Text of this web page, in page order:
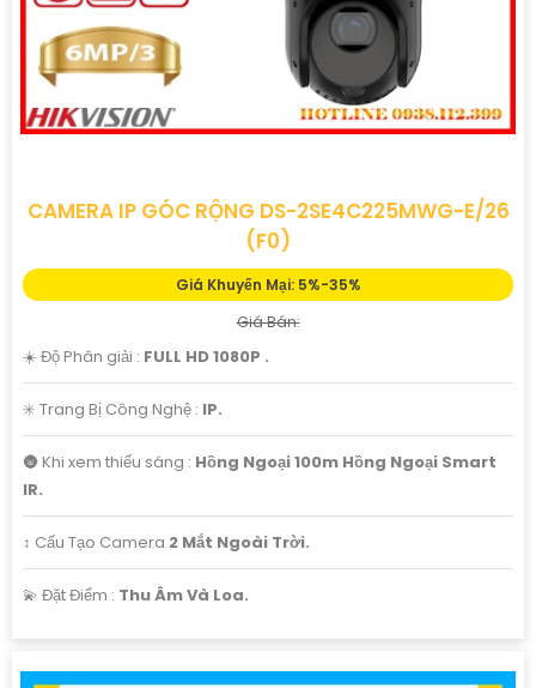
CAMERA IP GÓC RỘNG DS-2SE4C225MWG-E/26
(F0)
Giá Khuyến Mại: 5%-35%
Giá Bán:
☀️ Độ Phân giải : FULL HD 1080P .
✳️ Trang Bị Công Nghệ : IP.
🌚 Khi xem thiếu sáng : Hồng Ngoại 100m Hồng Ngoại Smart
IR.
↕️ Cấu Tạo Camera 2 Mắt Ngoài Trời.
️💫 Đặt Điểm : Thu Âm Và Loa.